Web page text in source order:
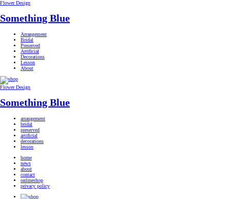
Flower Design
Something Blue
Arrangement
Bridal
Preserved
Artificial
Decorations
Lesson
About
Flower Design
Something Blue
arrangement
bridal
preserved
artificial
decorations
lesson
home
news
about
contact
onlineshop
privacy policy